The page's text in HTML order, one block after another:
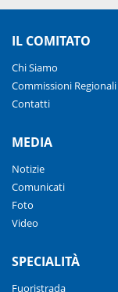
IL COMITATO
Chi Siamo
Commissioni Regionali
Contatti
MEDIA
Notizie
Comunicati
Foto
Video
SPECIALITÀ
Fuoristrada